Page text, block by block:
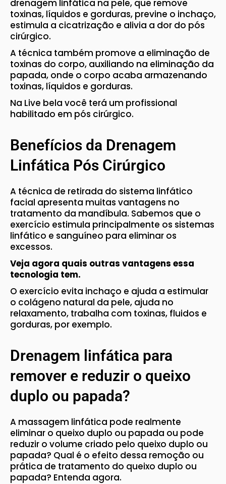
drenagem linfática na pele, que remove
toxinas, líquidos e gorduras, previne o inchaço,
estimula a cicatrização e alivia a dor do pós
cirúrgico.
A técnica também promove a eliminação de
toxinas do corpo, auxiliando na eliminação da
papada, onde o corpo acaba armazenando
toxinas, líquidos e gorduras.
Na Live bela você terá um profissional
habilitado em pós cirúrgico.
Benefícios da Drenagem
Linfática Pós Cirúrgico
A técnica de retirada do sistema linfático
facial apresenta muitas vantagens no
tratamento da mandíbula. Sabemos que o
exercício estimula principalmente os sistemas
linfático e sanguíneo para eliminar os
excessos.
Veja agora quais outras vantagens essa
tecnologia tem.
O exercício evita inchaço e ajuda a estimular
o colágeno natural da pele, ajuda no
relaxamento, trabalha com toxinas, fluidos e
gorduras, por exemplo.
Drenagem linfática para
remover e reduzir o queixo
duplo ou papada?
A massagem linfática pode realmente
eliminar o queixo duplo ou papada ou pode
reduzir o volume criado pelo queixo duplo ou
papada? Qual é o efeito dessa remoção ou
prática de tratamento do queixo duplo ou
papada? Entenda agora.